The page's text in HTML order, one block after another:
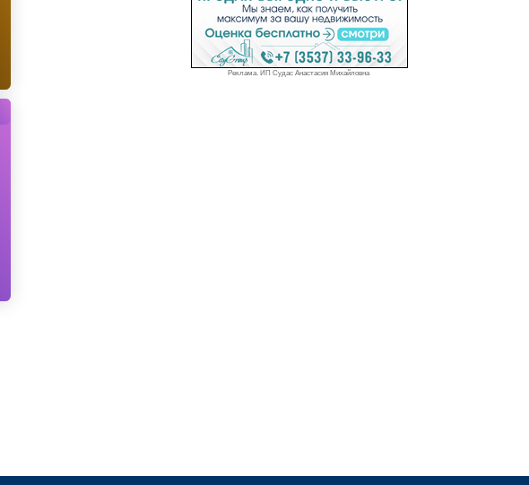
Реклама. ИП Судас Анастасия Михайловна